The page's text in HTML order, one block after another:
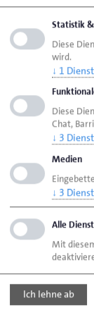
Seite empfehlen
Seite drucken
Seiteaktualisiert
Johanniskirchhof
Statistik
Diese
wird.
↓ 1 Dienst
Diese
Chat,
↓ 3
Medien
↓ 3
Alle
Mit
Ich lehne ab